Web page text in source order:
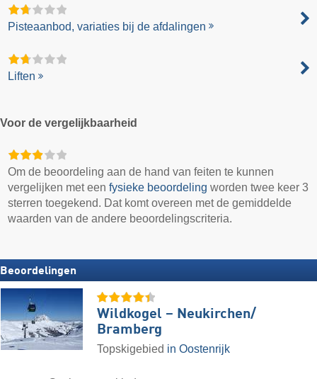
Pisteaanbod, variaties bij de afdalingen
Liften
Voor de vergelijkbaarheid
Om de beoordeling aan de hand van feiten te kunnen
vergelijken met eenfysieke beoordeling worden twee keer 3
sterren toegekend. Dat komt overeen met de gemiddelde
waarden van de andere beoordelingscriteria.
Beoordelingen
Wildkogel – Neukirchen/​
Bramberg
Topskigebied in Oostenrijk